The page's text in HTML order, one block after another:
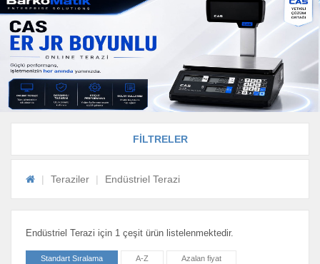
FİLTRELER
Teraziler Endüstriel Terazi
Endüstriel Terazi için 1 çeşit ürün listelenmektedir.
Standart Sıralama A-Z Azalan fiyat